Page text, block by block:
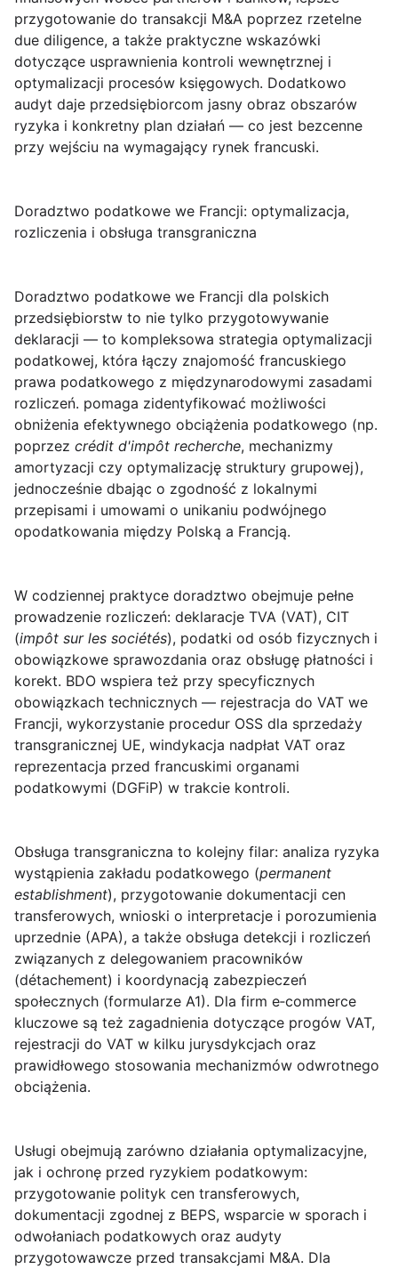
przygotowanie do transakcji M&A poprzez rzetelne
due diligence, a także praktyczne wskazówki
dotyczące usprawnienia kontroli wewnętrznej i
optymalizacji procesów księgowych. Dodatkowo
audyt daje przedsiębiorcom jasny obraz obszarów
ryzyka i konkretny plan działań — co jest bezcenne
przy wejściu na wymagający rynek francuski.
Doradztwo podatkowe we Francji: optymalizacja,
rozliczenia i obsługa transgraniczna
Doradztwo podatkowe we Francji dla polskich
przedsiębiorstw to nie tylko przygotowywanie
deklaracji — to kompleksowa strategia optymalizacji
podatkowej, która łączy znajomość francuskiego
prawa podatkowego z międzynarodowymi zasadami
rozliczeń. pomaga zidentyfikować możliwości
obniżenia efektywnego obciążenia podatkowego (np.
poprzez crédit d'impôt recherche, mechanizmy
amortyzacji czy optymalizację struktury grupowej),
jednocześnie dbając o zgodność z lokalnymi
przepisami i umowami o unikaniu podwójnego
opodatkowania między Polską a Francją.
W codziennej praktyce doradztwo obejmuje pełne
prowadzenie rozliczeń: deklaracje TVA (VAT), CIT
(impôt sur les sociétés), podatki od osób fizycznych i
obowiązkowe sprawozdania oraz obsługę płatności i
korekt. BDO wspiera też przy specyficznych
obowiązkach technicznych — rejestracja do VAT we
Francji, wykorzystanie procedur OSS dla sprzedaży
transgranicznej UE, windykacja nadpłat VAT oraz
reprezentacja przed francuskimi organami
podatkowymi (DGFiP) w trakcie kontroli.
Obsługa transgraniczna to kolejny filar: analiza ryzyka
wystąpienia zakładu podatkowego (permanent
establishment), przygotowanie dokumentacji cen
transferowych, wnioski o interpretacje i porozumienia
uprzednie (APA), a także obsługa detekcji i rozliczeń
związanych z delegowaniem pracowników
(détachement) i koordynacją zabezpieczeń
społecznych (formularze A1). Dla firm e‑commerce
kluczowe są też zagadnienia dotyczące progów VAT,
rejestracji do VAT w kilku jurysdykcjach oraz
prawidłowego stosowania mechanizmów odwrotnego
obciążenia.
Usługi obejmują zarówno działania optymalizacyjne,
jak i ochronę przed ryzykiem podatkowym:
przygotowanie polityk cen transferowych,
dokumentacji zgodnej z BEPS, wsparcie w sporach i
odwołaniach podatkowych oraz audyty
przygotowawcze przed transakcjami M&A. Dla